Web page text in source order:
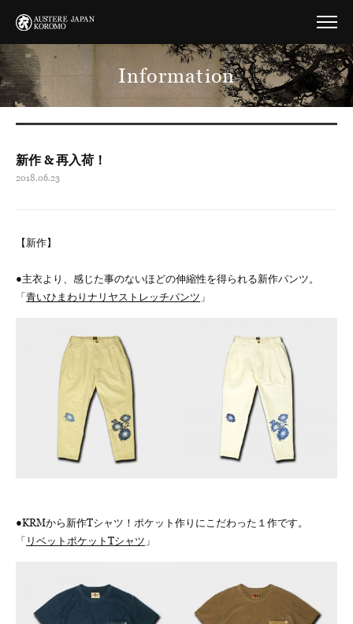
Information
新作 & 再入荷！
2018.06.23
【新作】
●主衣より、感じた事のないほどの伸縮性を得られる新作パンツ。
「青いひまわりナリヤストレッチパンツ 」
●KRMから新作Tシャツ！ポケット作りにこだわった１作です。
「 リベットポケットTシャツ 」